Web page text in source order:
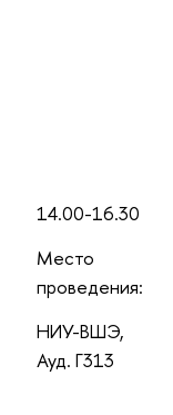
14.00-16.30
Место
проведения:
НИУ-ВШЭ,
Ауд. Г313